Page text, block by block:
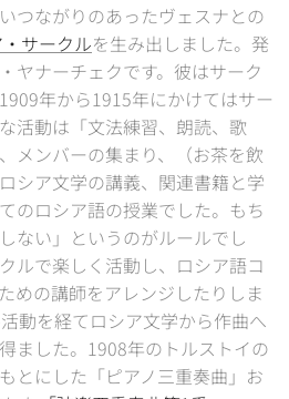
つながりのあったヴェスナとの
サークルを生み出しました。発
ヤナーチェクです。彼はサーク
年から1915年にかけてはサー
活動は「文法練習、朗読、歌
メンバーの集まり、（お茶を飲
シア文学の講義、関連書籍と学
のロシア語の授業でした。もち
ない」というのがルールでし
ルで楽しく活動し、ロシア語コ
めの講師をアレンジしたりしま
動を経てロシア文学から作曲へ
ました。1908年のトルストイの
とにした「ピアノ三重奏曲」お